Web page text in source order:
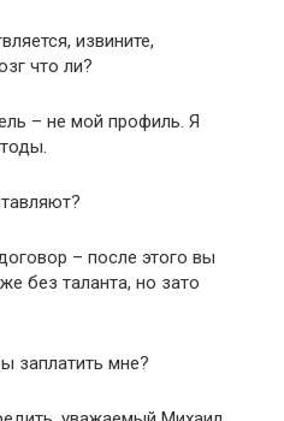
извините,
что ли?
– не мой профиль. Я
– после этого вы
без таланта, но зато
заплатить мне?